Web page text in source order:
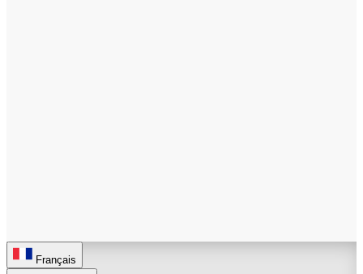
Français